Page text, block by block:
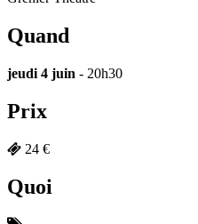
Quand
jeudi 4 juin - 20h30
Prix
24 €
Quoi